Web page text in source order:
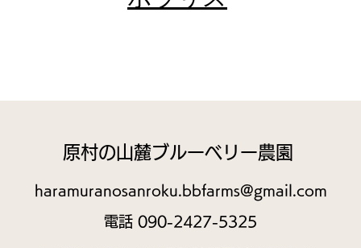
​原村の山麓ブルーベリー農園
haramuranosanroku.bbfarms@gmail.com
​電話 090-2427-5325